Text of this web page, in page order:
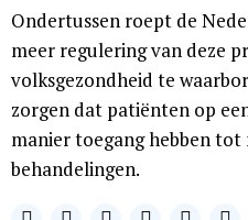
Ondertussen roept de
meer regulering van deze
volksgezondheid te
zorgen dat patiënten op
manier toegang hebben tot
behandelingen.